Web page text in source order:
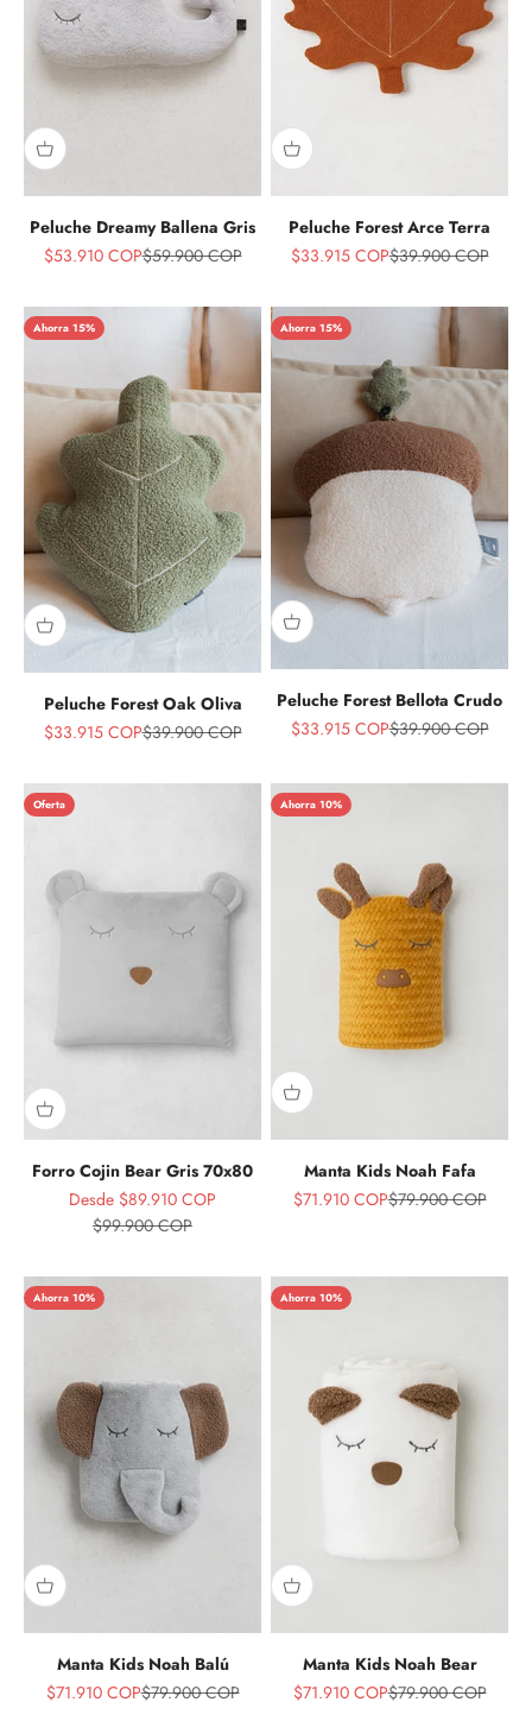
Peluche Dreamy Ballena Gris
Precio de oferta
$53.910 COPPrecio normal
$59.900 COP
Peluche Forest Arce Terra
Precio de oferta
$33.915 COPPrecio normal
$39.900 COP
Ahorra 15%
Peluche Forest Oak Oliva
Precio de oferta
$33.915 COPPrecio normal
$39.900 COP
Ahorra 15%
Peluche Forest Bellota Crudo
Precio de oferta
$33.915 COPPrecio normal
$39.900 COP
Oferta
Forro Cojin Bear Gris 70x80
Precio de oferta
Desde $89.910 COP
Precio normal
$99.900 COP
Ahorra 10%
Manta Kids Noah Fafa
Precio de oferta
$71.910 COPPrecio normal
$79.900 COP
Ahorra 10%
Manta Kids Noah Balú
Precio de oferta
$71.910 COPPrecio normal
$79.900 COP
Ahorra 10%
Manta Kids Noah Bear
Precio de oferta
$71.910 COPPrecio normal
$79.900 COP